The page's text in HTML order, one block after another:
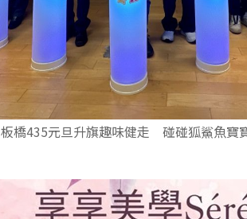
板橋435元旦升旗趣味健走 碰碰狐鯊魚寶